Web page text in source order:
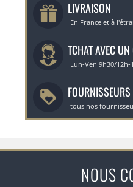
LIVRAISON
En France et à
TCHAT AVEC
Lun-Ven 9h30/12h-
tous nos
NOUS